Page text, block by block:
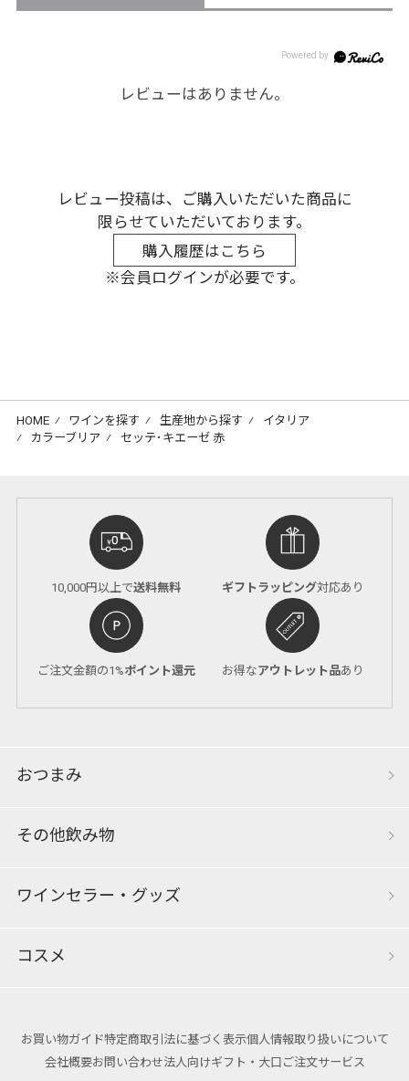
レビューはありません。
レビュー投稿は、ご購入いただいた商品に
限らせていただいております。
購入履歴はこちら
※会員ログインが必要です。
HOME ⁄ ワインを探す ⁄ 生産地から探す ⁄ イタリア
⁄ カラーブリア ⁄ セッテ･キエーゼ 赤
10,000円以上で送料無料 ギフトラッピング対応あり
ご注文金額の1%ポイント還元 お得なアウトレット品あり
おつまみ
その他飲み物
ワインセラー・グッズ
コスメ
お買い物ガイド特定商取引法に基づく表示個人情報取り扱いについて
会社概要お問い合わせ法人向けギフト・大口ご注文サービス